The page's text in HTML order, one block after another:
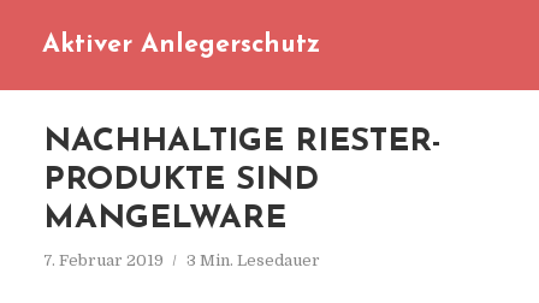
Aktiver Anlegerschutz
NACHHALTIGE RIESTER-
PRODUKTE SIND
MANGELWARE
7. Februar 2019 3 Min. Lesedauer